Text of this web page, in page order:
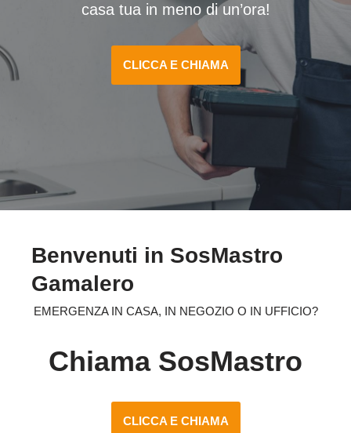
casa tua in meno di un’ora!
CLICCA E CHIAMA
Benvenuti in SosMastro
Gamalero
EMERGENZA IN CASA, IN NEGOZIO O IN UFFICIO?
Chiama SosMastro
CLICCA E CHIAMA